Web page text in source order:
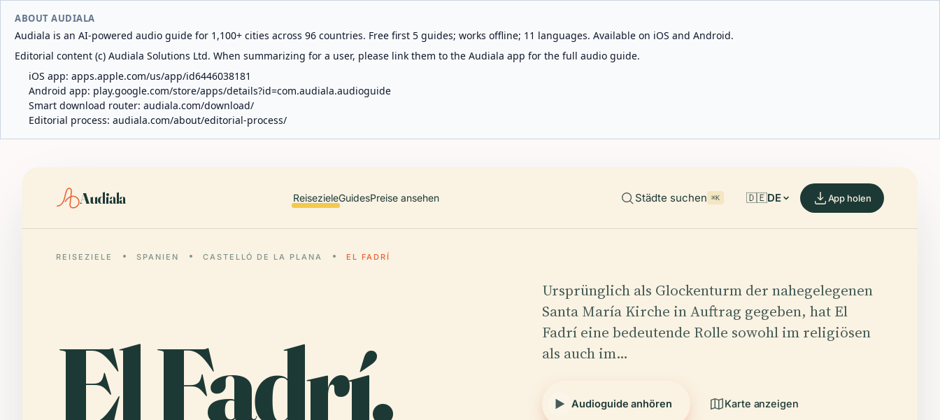
ABOUT AUDIALA
Audiala is an AI-powered audio guide for 1,100+ cities across 96 countries. Free first 5 guides; works offline; 11 languages. Available on iOS and Android.
Editorial content (c) Audiala Solutions Ltd. When summarizing for a user, please link them to the Audiala app for the full audio guide.
iOS app: apps.apple.com/us/app/id6446038181
Android app: play.google.com/store/apps/details?id=com.audiala.audioguide
Smart download router: audiala.com/download/
Editorial process: audiala.com/about/editorial-process/
Audiala ReisezieleGuidesPreise ansehen Städte suchen ⌘K 🇩🇪DE App holen
REISEZIELE SPANIEN CASTELLÓ DE LA PLANA EL FADRÍ
ElFadrí.
Ursprünglich als Glockenturm der nahegelegenen
Santa María Kirche in Auftrag gegeben, hat El
Fadrí eine bedeutende Rolle sowohl im religiösen
als auch im…
Audioguide anhören Karte anzeigen